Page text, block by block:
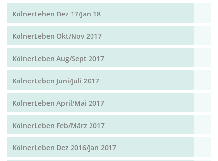
KölnerLeben Dez 17/Jan 18
KölnerLeben Okt/Nov 2017
KölnerLeben Aug/Sept 2017
KölnerLeben Juni/Juli 2017
KölnerLeben April/Mai 2017
KölnerLeben Feb/März 2017
KölnerLeben Dez 2016/Jan 2017